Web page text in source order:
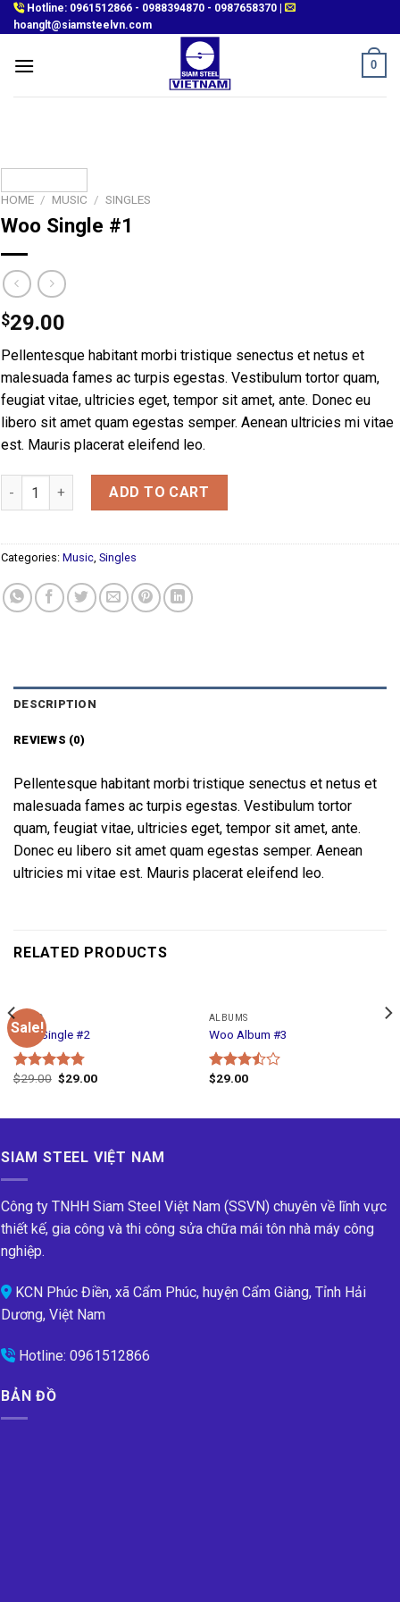
Skip
to
Hotline: 0961512866 - 0988394870 - 0987658370
hoanglt@siamsteelvn.com
0
HOME / MUSIC / SINGLES
Woo Single #1
$29.00
Pellentesque habitant morbi tristique senectus et netus et
malesuada fames ac turpis egestas. Vestibulum tortor quam,
feugiat vitae, ultricies eget, tempor sit amet, ante. Donec eu
libero sit amet quam egestas semper. Aenean ultricies mi vitae
est. Mauris placerat eleifend leo.
Woo Single #1 quantityADD TO CART
Categories: Music, Singles
DESCRIPTION
REVIEWS (0)
Pellentesque habitant morbi tristique senectus et netus et
malesuada fames ac turpis egestas. Vestibulum tortor
quam, feugiat vitae, ultricies eget, tempor sit amet, ante.
Donec eu libero sit amet quam egestas semper. Aenean
ultricies mi vitae est. Mauris placerat eleifend leo.
RELATED PRODUCTS
Sale!
MUSIC
Woo Single #2
Rated 4.75
$29.00 $29.00
ALBUMS
Woo Album #3
Rated
$29.00
SIAM STEEL VIỆT NAM
Công ty TNHH Siam Steel Việt Nam (SSVN) chuyên về lĩnh vực
thiết kế, gia công và thi công sửa chữa mái tôn nhà máy công
nghiệp.
KCN Phúc Điền, xã Cẩm Phúc, huyện Cẩm Giàng, Tỉnh Hải
Dương, Việt Nam
Hotline: 0961512866
BẢN ĐỒ